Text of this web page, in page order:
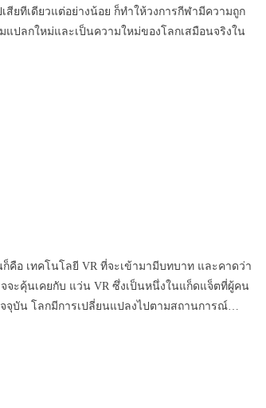
ยทีเดียวแต่อย่างน้อย ก็ทำให้วงการกีฬามีความถูก
แปลกใหม่และเป็นความใหม่ของโลกเสมือนจริงใน
คือ เทคโนโลยี VR ที่จะเข้ามามีบทบาท และคาดว่า
จะคุ้นเคยกับ แว่น VR ซึ่งเป็นหนึ่งในแก็ดแจ็ตที่ผู้คน
จจุบัน โลกมีการเปลี่ยนแปลงไปตามสถานการณ์…